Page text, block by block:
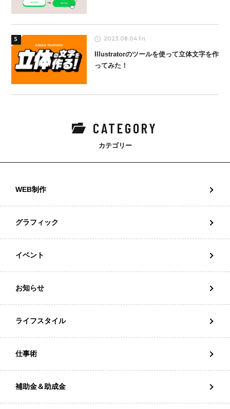
5 2023.08.04 Fri
Illustratorのツールを使って立体文字を作
ってみた！
CATEGORY
カテゴリー
WEB制作
グラフィック
イベント
お知らせ
ライフスタイル
仕事術
補助金＆助成金